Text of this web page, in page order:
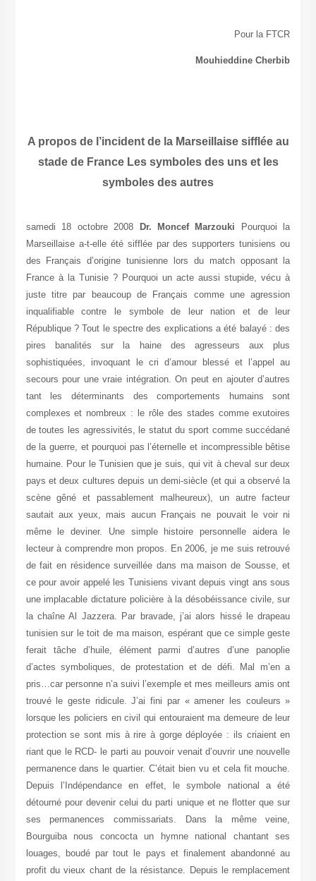
Pour la FTCR
Mouhieddine Cherbib
A propos de l’incident de la Marseillaise sifflée au
stade de France Les symboles des uns et les
symboles des autres
samedi 18 octobre 2008 Dr. Moncef Marzouki Pourquoi la
Marseillaise a-t-elle été sifflée par des supporters tunisiens ou
des Français d’origine tunisienne lors du match opposant la
France à la Tunisie ? Pourquoi un acte aussi stupide, vécu à
juste titre par beaucoup de Français comme une agression
inqualifiable contre le symbole de leur nation et de leur
République ? Tout le spectre des explications a été balayé : des
pires banalités sur la haine des agresseurs aux plus
sophistiquées, invoquant le cri d’amour blessé et l’appel au
secours pour une vraie intégration. On peut en ajouter d’autres
tant les déterminants des comportements humains sont
complexes et nombreux : le rôle des stades comme exutoires
de toutes les agressivités, le statut du sport comme succédané
de la guerre, et pourquoi pas l’éternelle et incompressible bêtise
humaine. Pour le Tunisien que je suis, qui vit à cheval sur deux
pays et deux cultures depuis un demi-siècle (et qui a observé la
scène gêné et passablement malheureux), un autre facteur
sautait aux yeux, mais aucun Français ne pouvait le voir ni
même le deviner. Une simple histoire personnelle aidera le
lecteur à comprendre mon propos. En 2006, je me suis retrouvé
de fait en résidence surveillée dans ma maison de Sousse, et
ce pour avoir appelé les Tunisiens vivant depuis vingt ans sous
une implacable dictature policière à la désobéissance civile, sur
la chaîne Al Jazzera. Par bravade, j’ai alors hissé le drapeau
tunisien sur le toit de ma maison, espérant que ce simple geste
ferait tâche d’huile, élément parmi d’autres d’une panoplie
d’actes symboliques, de protestation et de défi. Mal m’en a
pris…car personne n’a suivi l’exemple et mes meilleurs amis ont
trouvé le geste ridicule. J’ai fini par « amener les couleurs »
lorsque les policiers en civil qui entouraient ma demeure de leur
protection se sont mis à rire à gorge déployée : ils criaient en
riant que le RCD- le parti au pouvoir venait d’ouvrir une nouvelle
permanence dans le quartier. C’était bien vu et cela fit mouche.
Depuis l’Indépendance en effet, le symbole national a été
détourné pour devenir celui du parti unique et ne flotter que sur
ses permanences commissariats. Dans la même veine,
Bourguiba nous concocta un hymne national chantant ses
louages, boudé par tout le pays et finalement abandonné au
profit du vieux chant de la résistance. Depuis le remplacement